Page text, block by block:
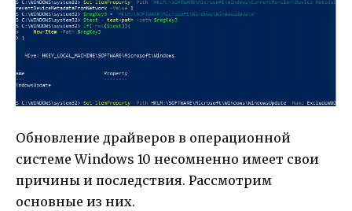
Обновление драйверов в операционной
системе Windows 10 несомненно имеет свои
причины и последствия. Рассмотрим
основные из них.